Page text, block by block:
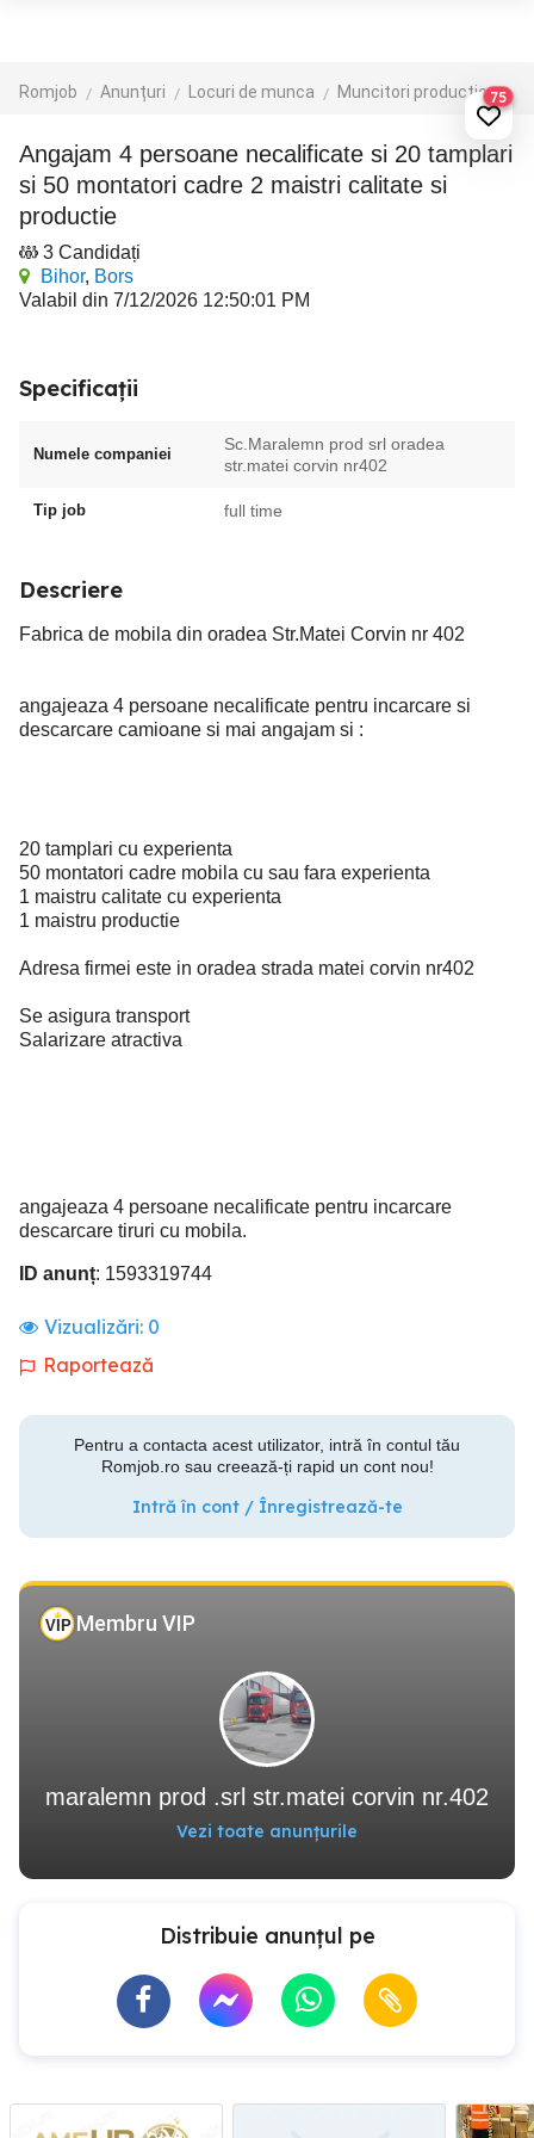
Romjob Anunțuri Locuri de munca Muncitori productie - depozit - logistica75
Angajam 4 persoane necalificate si 20 tamplari
si 50 montatori cadre 2 maistri calitate si
productie
3 Candidați
Bihor, Bors
Valabil din 7/12/2026 12:50:01 PM
Specificații
Numele companiei
Sc.Maralemn prod srl oradea
str.matei corvin nr402
Tip job full time
Descriere
Fabrica de mobila din oradea Str.Matei Corvin nr 402
angajeaza 4 persoane necalificate pentru incarcare si
descarcare camioane si mai angajam si :
20 tamplari cu experienta
50 montatori cadre mobila cu sau fara experienta
1 maistru calitate cu experienta
1 maistru productie
Adresa firmei este in oradea strada matei corvin nr402
Se asigura transport
Salarizare atractiva
angajeaza 4 persoane necalificate pentru incarcare
descarcare tiruri cu mobila.
ID anunț: 1593319744
Vizualizări: 0
Raportează
Pentru a contacta acest utilizator, intră în contul tău
Romjob.ro sau creează-ți rapid un cont nou!
Intră în cont / Înregistrează-te
Membru VIP
maralemn prod .srl str.matei corvin nr.402
Vezi toate anunțurile
Distribuie anunțul pe